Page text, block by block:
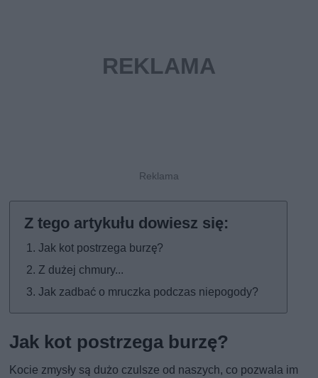
Jak kot postrzega burzę?
Z dużej chmury...
Jak zadbać o mruczka podczas niepogody?
Jak kot postrzega burzę?
Kocie zmysły są dużo czulsze od naszych, co pozwala im